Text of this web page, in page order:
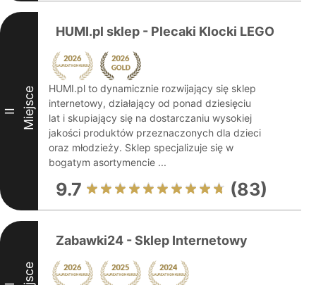
II Miejsce
HUMI.pl sklep - Plecaki Klocki LEGO
HUMI.pl to dynamicznie rozwijający się sklep
internetowy, działający od ponad dziesięciu
lat i skupiający się na dostarczaniu wysokiej
jakości produktów przeznaczonych dla dzieci
oraz młodzieży. Sklep specjalizuje się w
bogatym asortymencie ...
9.7 (83)
Zabawki24 - Sklep Internetowy